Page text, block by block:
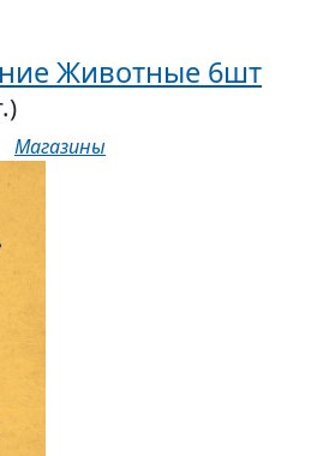
Животные 6шт
Магазины